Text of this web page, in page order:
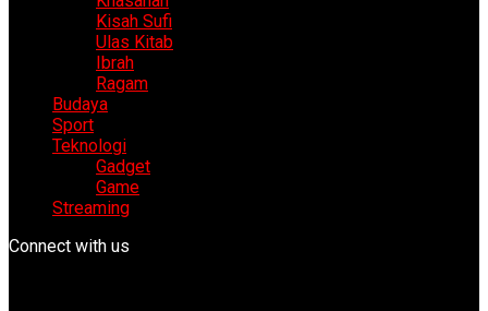
Kisah Sufi
Ulas Kitab
Ibrah
Ragam
Budaya
Sport
Teknologi
Gadget
Game
Streaming
Connect with us